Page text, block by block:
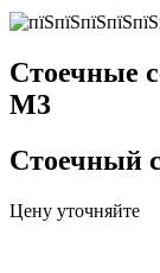
Стоечные
M3
Стоечный
Цену уточняйте